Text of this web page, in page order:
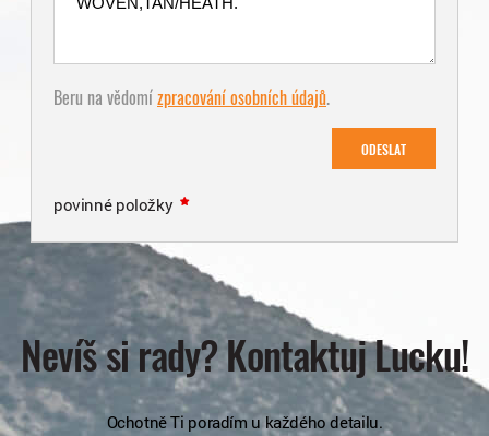
Beru na vědomízpracování osobních údajů.
ODESLAT
povinné položky
Nevíš si rady? Kontaktuj Lucku!
Ochotně Ti poradím u každého detailu.